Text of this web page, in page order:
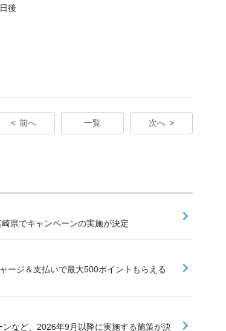
後
前へ 一覧 次へ
県でキャンペーンの実施が決定
ージ＆支払いで最大500ポイントもらえる
など、2026年9月以降に実施する施策が決